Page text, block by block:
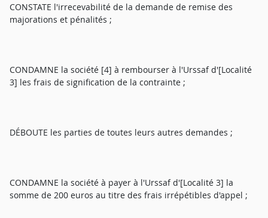
CONSTATE l'irrecevabilité de la demande de remise des
majorations et pénalités ;
CONDAMNE la société [4] à rembourser à l'Urssaf d'[Localité
3] les frais de signification de la contrainte ;
DÉBOUTE les parties de toutes leurs autres demandes ;
CONDAMNE la société à payer à l'Urssaf d'[Localité 3] la
somme de 200 euros au titre des frais irrépétibles d'appel ;